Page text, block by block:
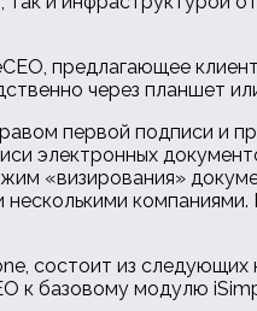
предлагающее
через планшет
первой подписи и
электронных
«визирования»
состоит из
к базовому модулю